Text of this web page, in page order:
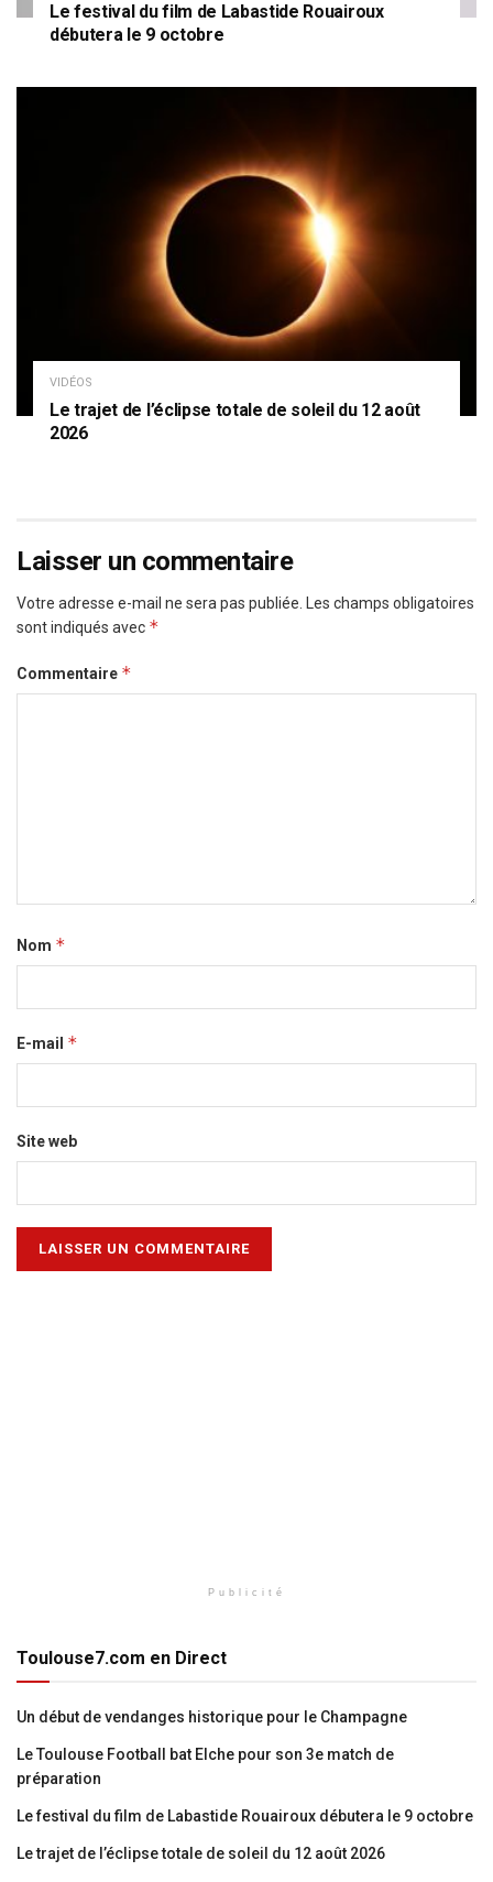
Le festival du film de Labastide Rouairoux
débutera le 9 octobre
VIDÉOS
Le trajet de l’éclipse totale de soleil du 12 août
2026
Laisser un commentaire
Votre adresse e-mail ne sera pas publiée. Les champs obligatoires
sont indiqués avec *
Commentaire *
Nom *
E-mail *
Site web
Publicité
Toulouse7.com en Direct
Un début de vendanges historique pour le Champagne
Le Toulouse Football bat Elche pour son 3e match de
préparation
Le festival du film de Labastide Rouairoux débutera le 9 octobre
Le trajet de l’éclipse totale de soleil du 12 août 2026